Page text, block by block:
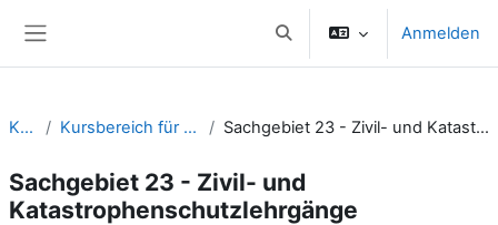
Sucheingabe umschalten
Anmelden
Kurse Kursbereich für Teilnehmende Sachgebiet 23 - Zivil- und Katastrophenschutzlehrgänge
Sachgebiet 23 - Zivil- und
Katastrophenschutzlehrgänge